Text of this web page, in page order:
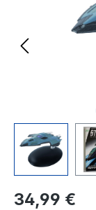
Regulärer Preis:
34,99 €